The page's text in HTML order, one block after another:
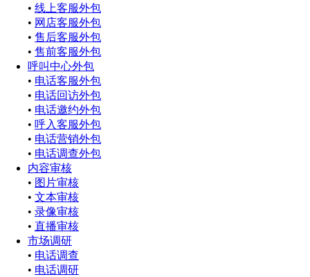
• 线上客服外包
• 网店客服外包
• 售后客服外包
• 售前客服外包
呼叫中心外包
• 电话客服外包
• 电话回访外包
• 电话邀约外包
• 呼入客服外包
• 电话营销外包
• 电话调查外包
内容审核
• 图片审核
• 文本审核
• 录像审核
• 直播审核
市场调研
• 电话调查
• 电话调研